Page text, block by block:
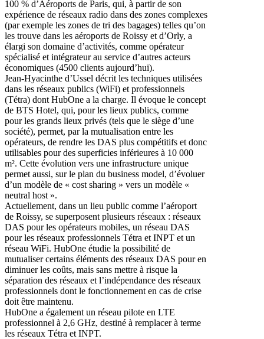
100 % d’Aéroports de Paris, qui, à partir de son
expérience de réseaux radio dans des zones complexes
(par exemple les zones de tri des bagages) telles qu’on
les trouve dans les aéroports de Roissy et d’Orly, a
élargi son domaine d’activités, comme opérateur
spécialisé et intégrateur au service d’autres acteurs
économiques (4500 clients aujourd’hui).
Jean-Hyacinthe d’Ussel décrit les techniques utilisées
dans les réseaux publics (WiFi) et professionnels
(Tétra) dont HubOne a la charge. Il évoque le concept
de BTS Hotel, qui, pour les lieux publics, comme
pour les grands lieux privés (tels que le siège d’une
société), permet, par la mutualisation entre les
opérateurs, de rendre les DAS plus compétitifs et donc
utilisables pour des superficies inférieures à 10 000
m². Cette évolution vers une infrastructure unique
permet aussi, sur le plan du business model, d’évoluer
d’un modèle de « cost sharing » vers un modèle «
neutral host ».
Actuellement, dans un lieu public comme l’aéroport
de Roissy, se superposent plusieurs réseaux : réseaux
DAS pour les opérateurs mobiles, un réseau DAS
pour les réseaux professionnels Tétra et INPT et un
réseau WiFi. HubOne étudie la possibilité de
mutualiser certains éléments des réseaux DAS pour en
diminuer les coûts, mais sans mettre à risque la
séparation des réseaux et l’indépendance des réseaux
professionnels dont le fonctionnement en cas de crise
doit être maintenu.
HubOne a également un réseau pilote en LTE
professionnel à 2,6 GHz, destiné à remplacer à terme
les réseaux Tétra et INPT.